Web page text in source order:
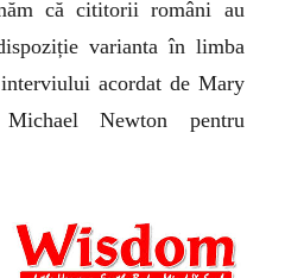
că cititorii români au
varianta în limba
acordat de Mary
Newton pentru